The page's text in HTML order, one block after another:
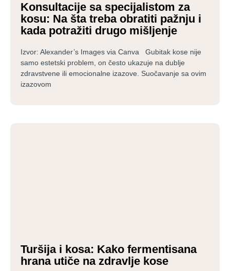
Konsultacije sa specijalistom za
kosu: Na šta treba obratiti pažnju i
kada potražiti drugo mišljenje
Izvor: Alexander’s Images via Canva Gubitak kose nije
samo estetski problem, on često ukazuje na dublje
zdravstvene ili emocionalne izazove. Suočavanje sa ovim
izazovom
Turšija i kosa: Kako fermentisana
hrana utiče na zdravlje kose